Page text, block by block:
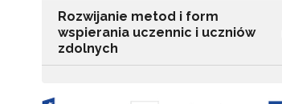
Rozwijanie metod i form
wspierania uczennic i uczniów
zdolnych